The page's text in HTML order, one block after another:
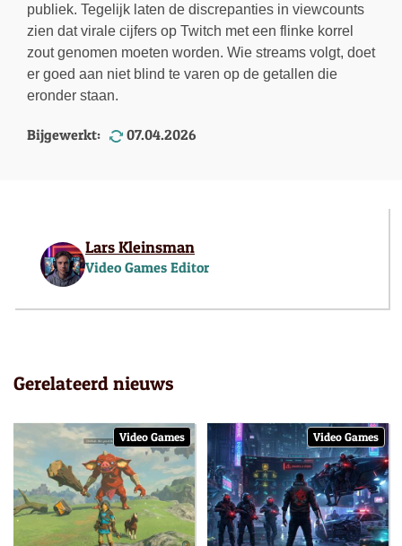
publiek. Tegelijk laten de discrepanties in viewcounts
zien dat virale cijfers op Twitch met een flinke korrel
zout genomen moeten worden. Wie streams volgt, doet
er goed aan niet blind te varen op de getallen die
eronder staan.
Bijgewerkt: 07.04.2026
Lars Kleinsman
Video Games Editor
Gerelateerd nieuws
Video Games Video Games